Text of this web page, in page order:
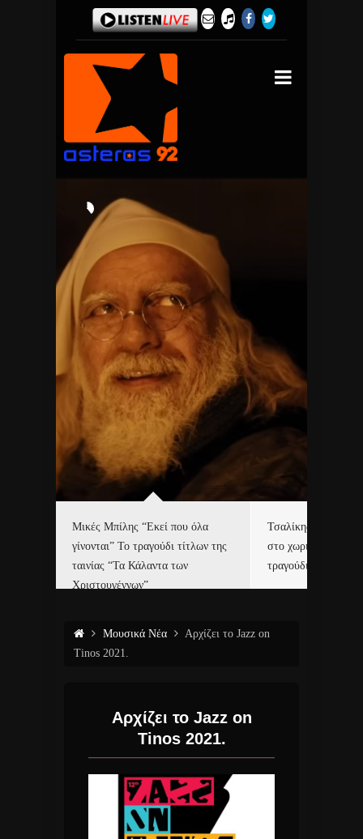
Μικές Μπίλης “Εκεί που όλα
γίνονται” Το τραγούδι τίτλων της
ταινίας “Τα Κάλαντα των
Χριστουγέννων”
Τσαλίκης,
στο χωριό του Άι
τραγούδι και video
Μουσικά Νέα
Αρχίζει το Jazz on
Tinos 2021.
Αρχίζει το Jazz on
Tinos 2021.